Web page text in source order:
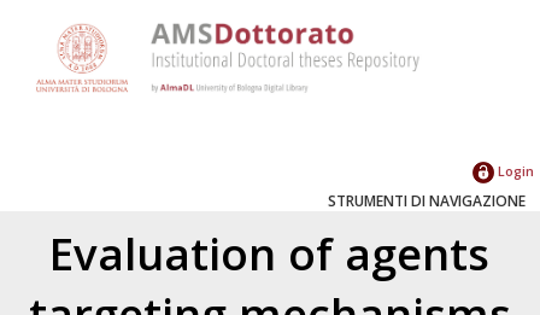
Login
STRUMENTI DI NAVIGAZIONE
Evaluation of agents